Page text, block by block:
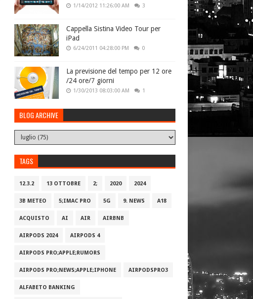
1/14/2012 11:26:00 AM 3
Cappella Sistina Video Tour per
iPad
6/24/2011 04:28:00 PM 0
La previsione del tempo per 12 ore
/24 ore/7 giorni
1/30/2013 08:03:00 AM 1
BLOG ARCHIVE
TAGS
12.3.2 13 OTTOBRE 2; 2020 2024
3B METEO 5;IMAC PRO 5G 9. NEWS A18
ACQUISTO AI AIR AIRBNB
AIRPODS 2024 AIRPODS 4
AIRPODS PRO;APPLE;RUMORS
AIRPODS PRO;NEWS;APPLE;IPHONE AIRPODSPRO3
ALFABETO BANKING